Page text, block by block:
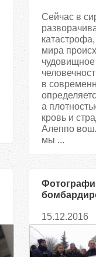
Сейчас в
катастрофа,
мира
в
а
кровь и
Алеппо
мы ...
Киеве
15.12.2016